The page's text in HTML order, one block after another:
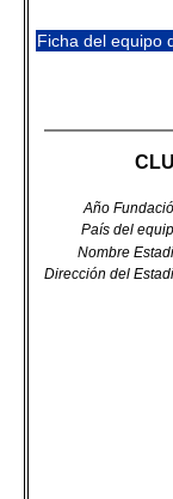
Ficha del equipo
Año
País del
Nombre
Dirección del